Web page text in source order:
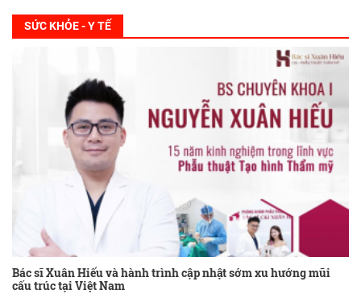
SỨC KHỎE - Y TẾ
Bác sĩ Xuân Hiếu và hành trình cập nhật sớm xu hướng mũi
cấu trúc tại Việt Nam